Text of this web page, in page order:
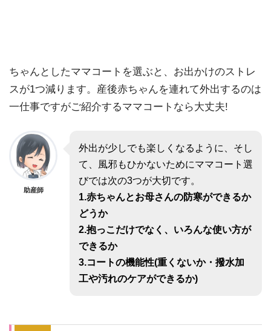
ちゃんとしたママコートを選ぶと、お出かけのストレ
スが1つ減ります。 産後赤ちゃんを連れて外出するのは
一仕事ですがご紹介するママコートなら大丈夫!
助産師
外出が少しでも楽しくなるように、そし
て、風邪もひかないためにママコート選
びでは次の3つが大切です。
1.赤ちゃんとお母さんの防寒ができるか
どうか
2.抱っこだけでなく、いろんな使い方が
できるか
3.コートの機能性(重くないか・撥水加
工や汚れのケアができるか)